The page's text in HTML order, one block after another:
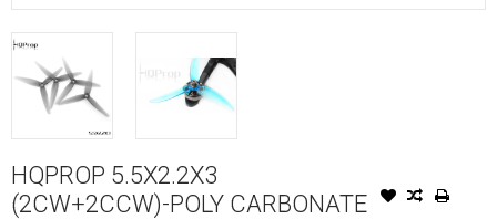
HQPROP 5.5X2.2X3
(2CW+2CCW)-POLY CARBONATE